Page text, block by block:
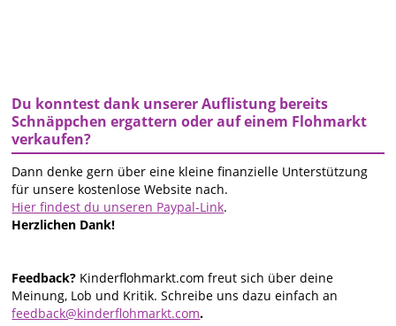
Du konntest dank unserer Auflistung bereits
Schnäppchen ergattern oder auf einem Flohmarkt
verkaufen?
Dann denke gern über eine kleine finanzielle Unterstützung
für unsere kostenlose Website nach.
Hier findest du unseren Paypal-Link.
Herzlichen Dank!
Feedback? Kinderflohmarkt.com freut sich über deine
Meinung, Lob und Kritik. Schreibe uns dazu einfach an
feedback@kinderflohmarkt.com.